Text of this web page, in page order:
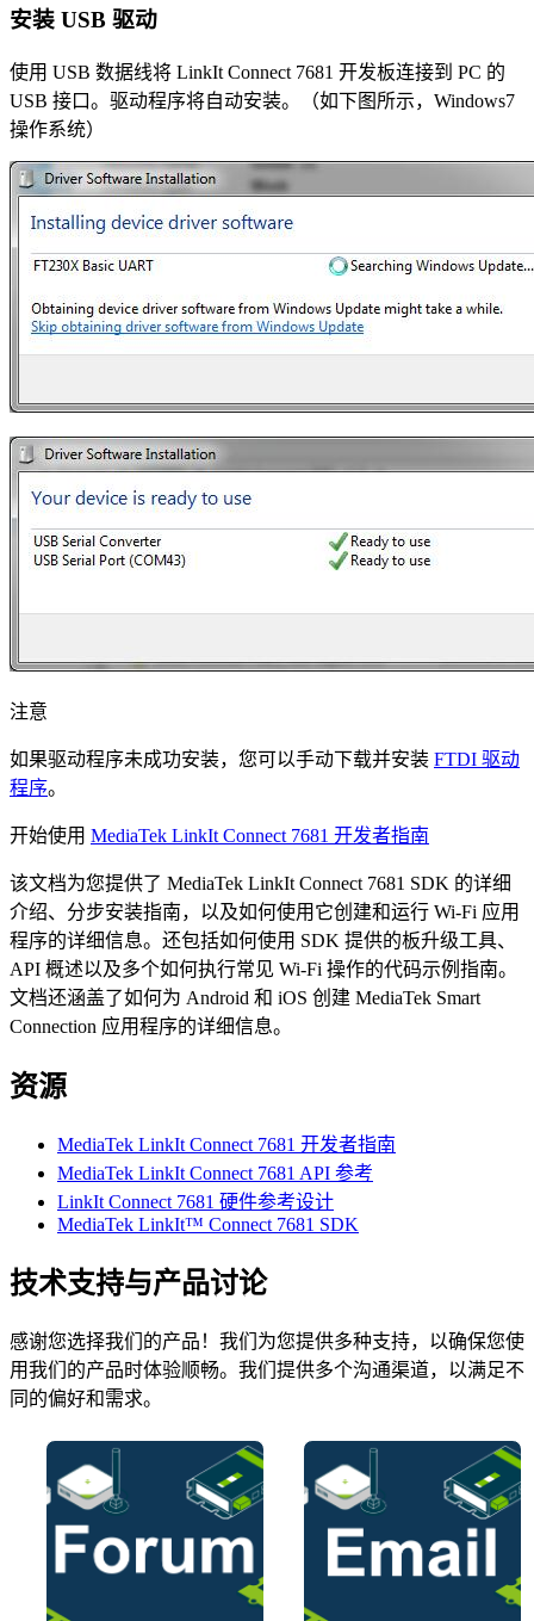
安装 USB 驱动
使用 USB 数据线将 LinkIt Connect 7681 开发板连接到 PC 的
USB 接口。驱动程序将自动安装。（如下图所示，Windows7
操作系统）
注意
如果驱动程序未成功安装，您可以手动下载并安装 FTDI 驱动
程序。
开始使用 MediaTek LinkIt Connect 7681 开发者指南
该文档为您提供了 MediaTek LinkIt Connect 7681 SDK 的详细
介绍、分步安装指南，以及如何使用它创建和运行 Wi-Fi 应用
程序的详细信息。还包括如何使用 SDK 提供的板升级工具、
API 概述以及多个如何执行常见 Wi-Fi 操作的代码示例指南。
文档还涵盖了如何为 Android 和 iOS 创建 MediaTek Smart
Connection 应用程序的详细信息。
资源
MediaTek LinkIt Connect 7681 开发者指南
MediaTek LinkIt Connect 7681 API 参考
LinkIt Connect 7681 硬件参考设计
MediaTek LinkIt™ Connect 7681 SDK
技术支持与产品讨论
感谢您选择我们的产品！我们为您提供多种支持，以确保您使
用我们的产品时体验顺畅。我们提供多个沟通渠道，以满足不
同的偏好和需求。